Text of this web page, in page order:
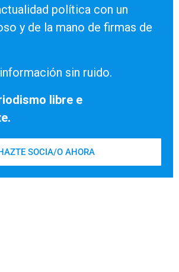
política con un
y de la mano de firmas de
sin ruido.
libre e
SOCIA/O AHORA